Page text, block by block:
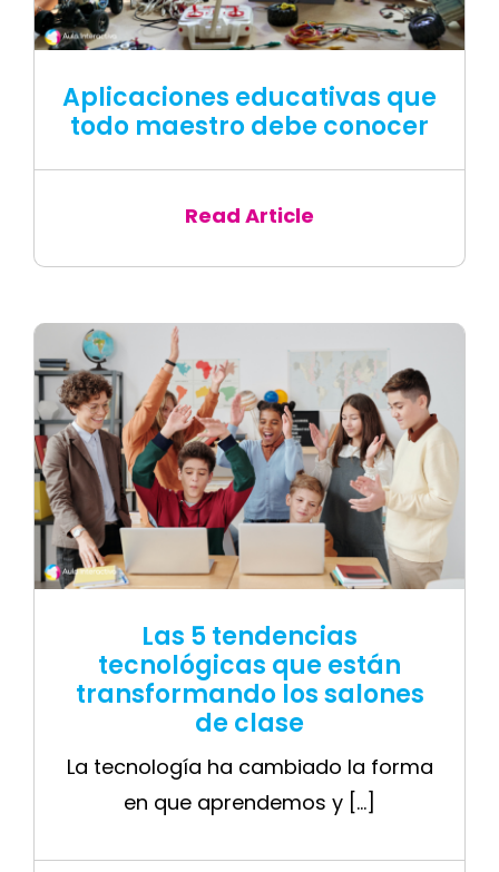
Aplicaciones educativas que
todo maestro debe conocer
Read Article
Las 5 tendencias
tecnológicas que están
transformando los salones
de clase
La tecnología ha cambiado la forma
en que aprendemos y [...]